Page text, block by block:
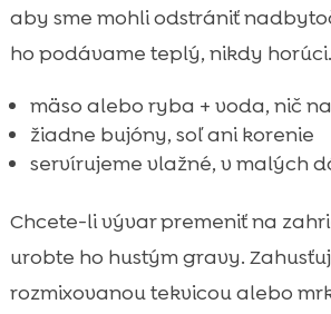
aby sme mohli odstrániť
ho podávame teplý, nikdy horúci.
mäso alebo ryba + voda, nič
žiadne bujóny, soľ ani korenie
servírujeme vlažné, v malých
Chcete-li vývar premeniť na
urobte ho hustým gravy.
rozmixovanou tekvicou alebo